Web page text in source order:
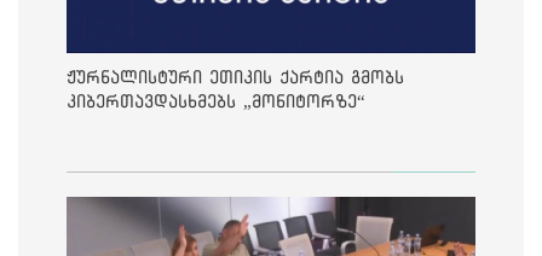
ჟურნალისტური ეთიკის ქარტია გმობს
კიბერთავდასხმებს „მონიტორზე“